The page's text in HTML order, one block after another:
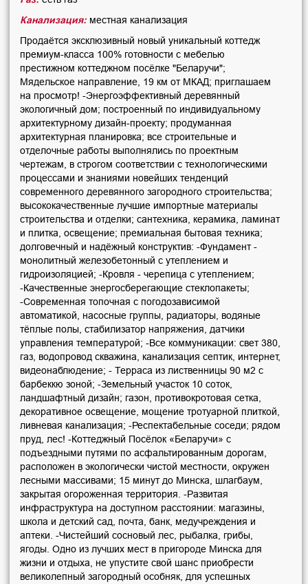
Канализация: местная канализация
Продаётся эксклюзивный новый уникальный коттедж
премиум-класса 100% готовности с мебелью
престижном коттеджном посёлке "Беларучи";
Мядельское направление, 19 км от МКАД; приглашаем
на просмотр! -Энергоэффективный деревянный
экологичный дом; построенный по индивидуальному
архитектурному дизайн-проекту; продуманная
архитектурная планировка; все строительные и
отделочные работы выполнялись по проектным
чертежам, в строгом соответствии с технологическими
процессами и знаниями новейших тенденций
современного деревянного загородного строительства;
высококачественные лучшие импортные материалы
строительства и отделки; сантехника, керамика, ламинат
и плитка, освещение; премиальная бытовая техника;
долговечный и надёжный конструктив: -Фундамент -
монолитный железобетонный с утеплением и
гидроизоляцией; -Кровля - черепица с утеплением;
-Качественные энергосберегающие стеклопакеты;
-Современная топочная с погодозависимой
автоматикой, насосные группы, радиаторы, водяные
тёплые полы, стабилизатор напряжения, датчики
управления температурой; -Все коммуникации: свет 380,
газ, водопровод скважина, канализация септик, интернет,
видеонаблюдение; - Терраса из лиственницы 90 м2 с
барбеккю зоной; -Земельный участок 10 соток,
ландшафтный дизайн; газон, противокротовая сетка,
декоративное освещение, мощение тротуарной плиткой,
ливневая канализация; -Респектабельные соседи; рядом
пруд, лес! -Коттеджный Посёлок «Беларучи» с
подъездными путями по асфальтированным дорогам,
расположен в экологически чистой местности, окружен
лесными массивами; 15 минут до Минска, шлагбаум,
закрытая огороженная территория. -Развитая
инфраструктура на доступном расстоянии: магазины,
школа и детский сад, почта, банк, медучреждения и
аптеки. -Чистейший сосновый лес, рыбалка, грибы,
ягоды. Одно из лучших мест в пригороде Минска для
жизни и отдыха, не упустите свой шанс приобрести
великолепный загородный особняк, для успешных